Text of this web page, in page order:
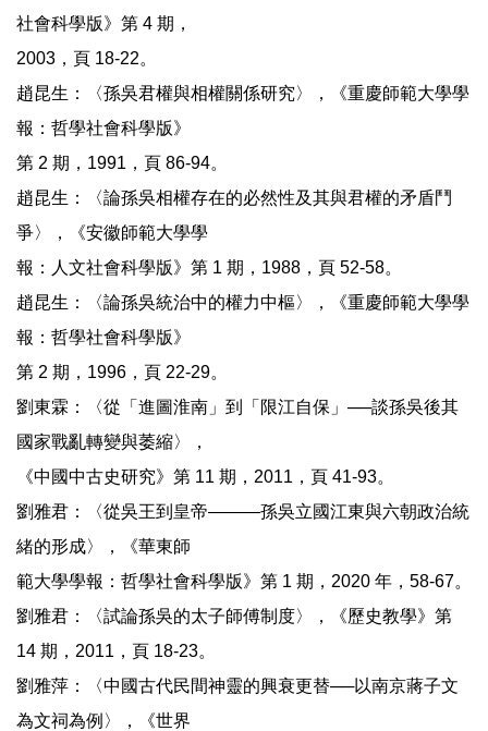
社會科學版》第 4 期，
2003，頁 18-22。
趙昆生：〈孫吳君權與相權關係研究〉，《重慶師範大學學
報：哲學社會科學版》
第 2 期，1991，頁 86-94。
趙昆生：〈論孫吳相權存在的必然性及其與君權的矛盾鬥
爭〉，《安徽師範大學學
報：人文社會科學版》第 1 期，1988，頁 52-58。
趙昆生：〈論孫吳統治中的權力中樞〉，《重慶師範大學學
報：哲學社會科學版》
第 2 期，1996，頁 22-29。
劉東霖：〈從「進圖淮南」到「限江自保」──談孫吳後其
國家戰亂轉變與萎縮〉，
《中國中古史研究》第 11 期，2011，頁 41-93。
劉雅君：〈從吳王到皇帝———孫吳立國江東與六朝政治統
緒的形成〉，《華東師
範大學學報：哲學社會科學版》第 1 期，2020 年，58-67。
劉雅君：〈試論孫吳的太子師傅制度〉，《歷史教學》第
14 期，2011，頁 18-23。
劉雅萍：〈中國古代民間神靈的興衰更替──以南京蔣子文
為文祠為例〉，《世界